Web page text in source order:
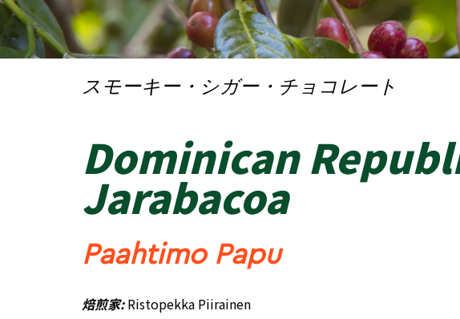
スモーキー・シガー・チョコレート
Dominican
Jarabacoa
Paahtimo Papu
焙煎家:Ristopekka Piirainen